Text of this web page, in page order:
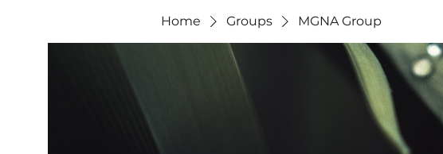
Home Groups MGNA Group